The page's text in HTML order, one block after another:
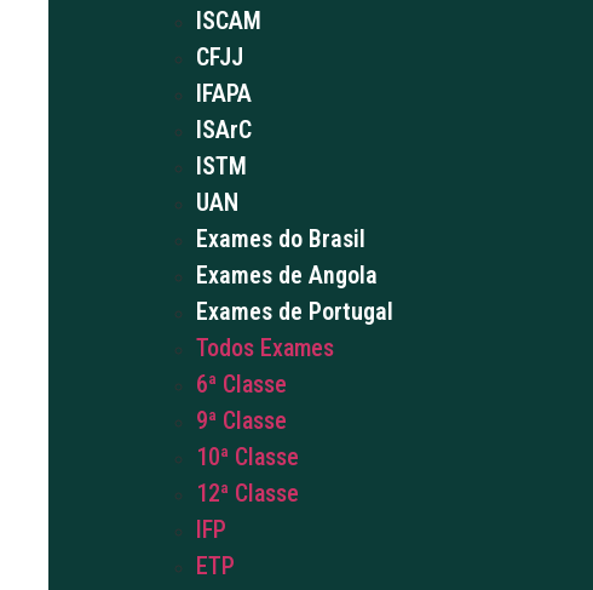
ISCAM
CFJJ
IFAPA
ISArC
ISTM
UAN
Exames do Brasil
Exames de Angola
Exames de Portugal
Todos Exames
6ª Classe
9ª Classe
10ª Classe
12ª Classe
IFP
ETP